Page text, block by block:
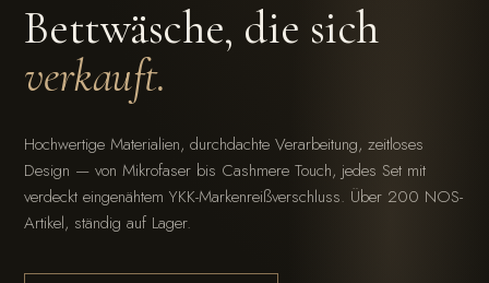
Bettwäsche, die sich
verkauft.
Hochwertige Materialien, durchdachte Verarbeitung, zeitloses
Design — von Mikrofaser bis Cashmere Touch, jedes Set mit
verdeckt eingenähtem YKK-Markenreißverschluss. Über 200 NOS-
Artikel, ständig auf Lager.